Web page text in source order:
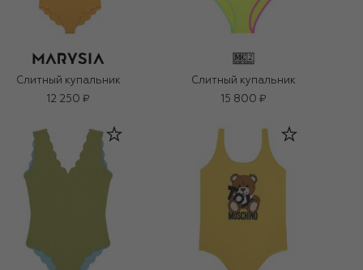
Слитный купальник
12 250 ₽
Слитный купальник
15 800 ₽